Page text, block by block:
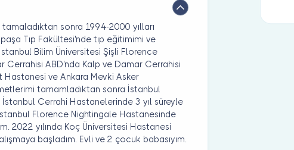
sonra 1994-2000 yılları
Tıp Fakültesi'nde tıp eğitimimi ve
Bilim Üniversitesi Şişli Florence
Cerrahisi ABD'nda Kalp ve Damar Cerrahisi
Hastanesi ve Ankara Mevki Asker
tamamladıktan sonra İstanbul
Cerrahi Hastanelerinde 3 yıl süreyle
İstanbul Florence Nightingale Hastanesinde
2022 yılında Koç Üniversitesi Hastanesi
başladım. Evli ve 2 çocuk babasıyım.